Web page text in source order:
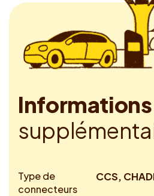
Informations
supplémenta
Type de
connecteurs
CCS,